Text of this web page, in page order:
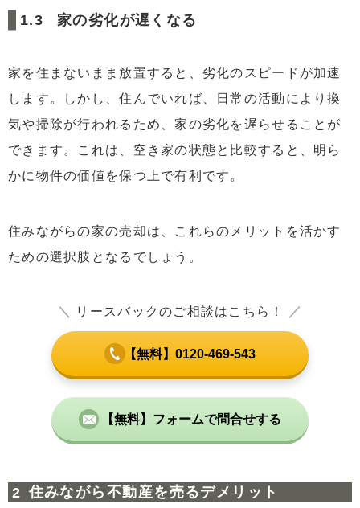
7.1所有権の移転
7.3 家賃の設定
7.5住宅ローン残高
7.6リフォームの制限
7.8修繕費の負担
7.9長期的な視点
家の劣化が遅くなる
家を住まないまま放置すると、劣化のスピードが加速
します。しかし、住んでいれば、日常の活動により換
気や掃除が行われるため、家の劣化を遅らせることが
できます。これは、空き家の状態と比較すると、明ら
かに物件の価値を保つ上で有利です。
住みながらの家の売却は、これらのメリットを活かす
ための選択肢となるでしょう。
＼ リースバックのご相談はこちら！ ／
【無料】0120-469-543
【無料】フォームで問合せする
住みながら不動産を売るデメリット